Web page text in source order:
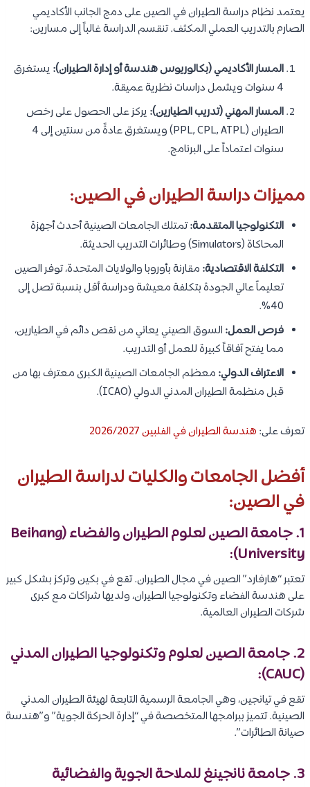
يعتمد نظام دراسة الطيران في الصين على دمج الجانب الأكاديمي
الصارم بالتدريب العملي المكثف. تنقسم الدراسة غالباً إلى مسارين:
المسار الأكاديمي (بكالوريوس هندسة أو إدارة الطيران): يستغرق
4 سنوات ويشمل دراسات نظرية عميقة.
المسار المهني (تدريب الطيارين): يركز على الحصول على رخص
الطيران (PPL, CPL, ATPL) ويستغرق عادةً من سنتين إلى 4
سنوات اعتماداً على البرنامج.
مميزات دراسة الطيران في الصين:
التكنولوجيا المتقدمة:تمتلك الجامعات الصينية أحدث أجهزة
المحاكاة (Simulators) وطائرات التدريب الحديثة.
التكلفة الاقتصادية: مقارنة بأوروبا والولايات المتحدة، توفر الصين
تعليماً عالي الجودة بتكلفة معيشة ودراسة أقل بنسبة تصل إلى
40%.
فرص العمل: السوق الصيني يعاني من نقص دائم في الطيارين،
مما يفتح آفاقاً كبيرة للعمل أو التدريب.
الاعتراف الدولي: معظم الجامعات الصينية الكبرى معترف بها من
قبل منظمة الطيران المدني الدولي (ICAO).
تعرف على: هندسة الطيران في الفلبين 2026/2027
أفضل الجامعات والكليات لدراسة الطيران
في الصين:
1. جامعة الصين لعلوم الطيران والفضاء (Beihang
University):
تعتبر “هارفارد” الصين في مجال الطيران. تقع في بكين وتركز بشكل كبير
على هندسة الفضاء وتكنولوجيا الطيران، ولديها شراكات مع كبرى
شركات الطيران العالمية.
2. جامعة الصين لعلوم وتكنولوجيا الطيران المدني
(CAUC):
تقع في تيانجين، وهي الجامعة الرسمية التابعة لهيئة الطيران المدني
الصينية. تتميز ببرامجها المتخصصة في “إدارة الحركة الجوية” و”هندسة
صيانة الطائرات”.
3. جامعة نانجينغ للملاحة الجوية والفضائية